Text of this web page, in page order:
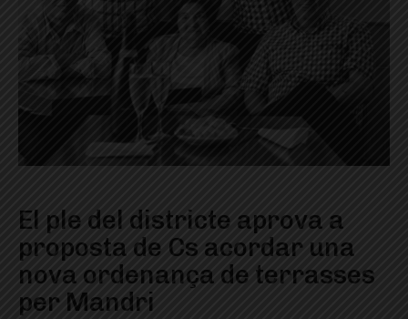
El ple del districte aprova a
proposta de Cs acordar una
nova ordenança de terrasses
per Mandri